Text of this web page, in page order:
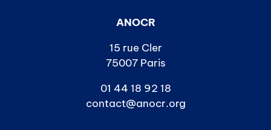
ANOCR
15 rue Cler
75007 Paris
01 44 18 92 18
contact@anocr.org